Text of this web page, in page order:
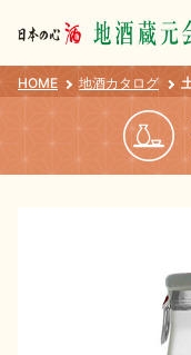
会員登録
HOME 地酒カタログ